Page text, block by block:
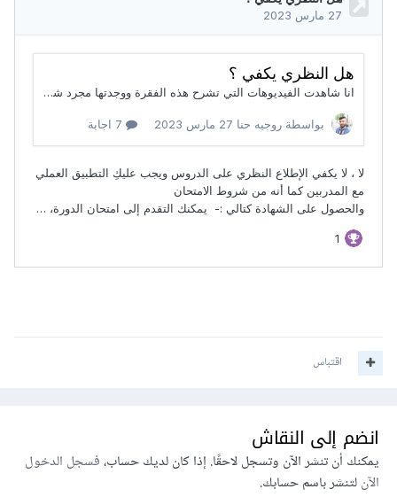
اقتباس
انضم إلى النقاش
يمكنك أن تنشر الآن وتسجل لاحقًا. إذا كان لديك حساب،فسجل الدخول
الآنلتنشر باسم حسابك.